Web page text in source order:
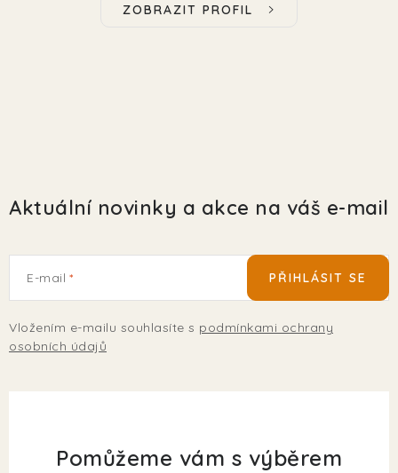
ZOBRAZIT PROFIL
Aktuální novinky a akce na váš e-mail
E-mail
Vložením e-mailu souhlasíte s podmínkami ochrany
osobních údajů
PŘIHLÁSIT SE
Pomůžeme vám s výběrem